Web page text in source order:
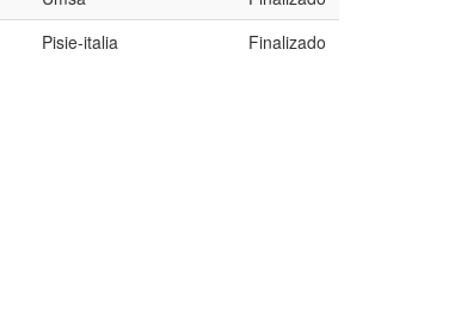
Pisie-italia Finalizado